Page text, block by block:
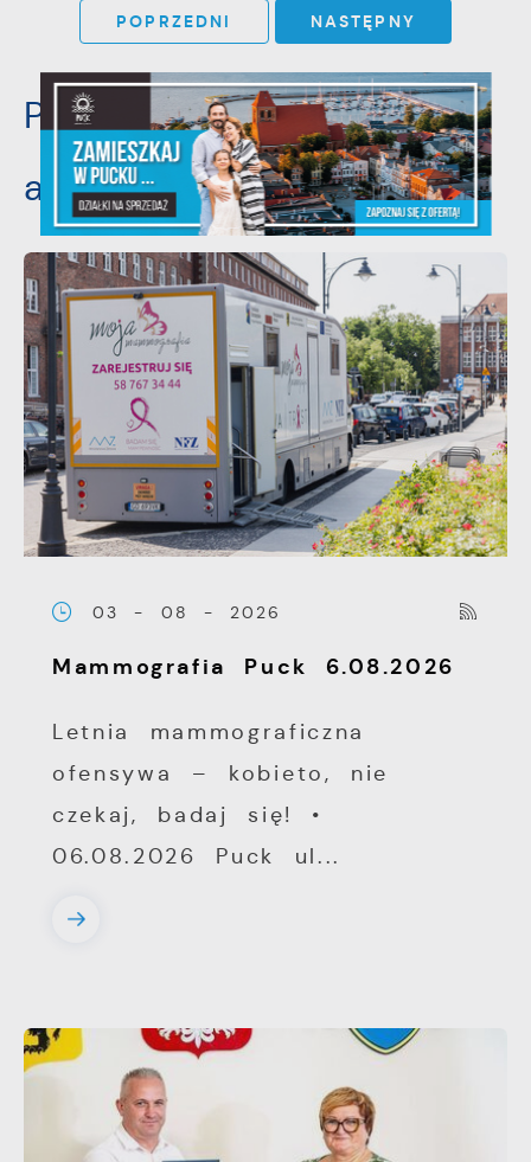
POPRZEDNI NASTĘPNY
Pozostałe
aktualności
03 - 08 - 2026
Mammografia Puck 6.08.2026
Letnia mammograficzna
ofensywa – kobieto, nie
czekaj, badaj się! •
06.08.2026 Puck ul...